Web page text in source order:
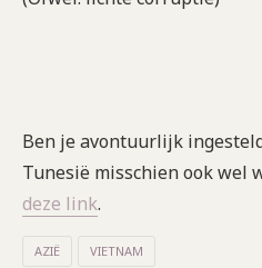
Ben je avontuurlijk
Tunesië misschien ook wel
deze link.
AZIË VIETNAM